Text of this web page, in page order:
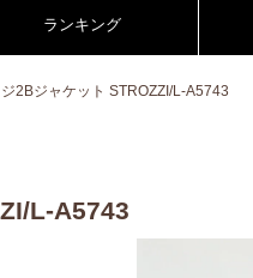
ランキング
2Bジャケット STROZZI/L-A5743